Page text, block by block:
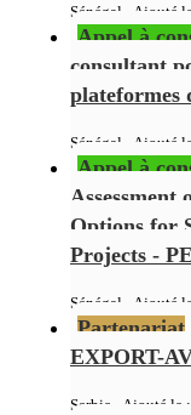
Sénégal - Ajouté
Appel à
consultant
plateformes
Sénégal - Ajouté
Appel à
Options for
Projects -
Sénégal - Ajouté
Partenariat
EXPORT-
Serbie - Ajouté le